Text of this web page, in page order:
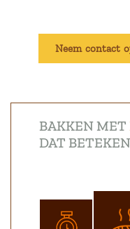
Neem contact
BAKKEN MET
DAT